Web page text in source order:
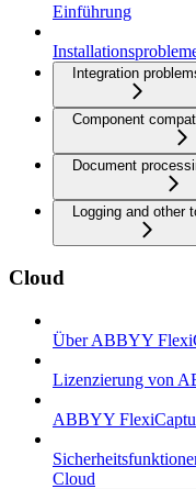
Einführung
Integration
Component
Document
Logging and other
Cloud
Über ABBYY
Lizenzierung von
ABBYY
Cloud